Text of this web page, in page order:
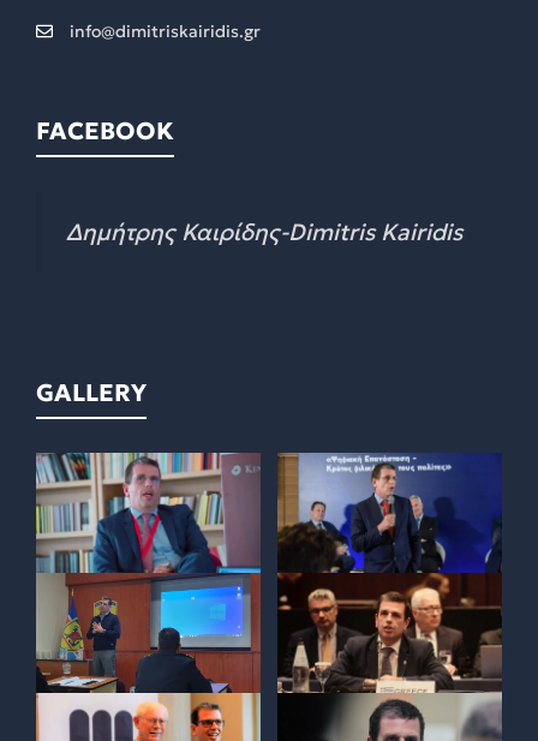
info@dimitriskairidis.gr
FACEBOOK
Δημήτρης Καιρίδης-Dimitris Kairidis
GALLERY